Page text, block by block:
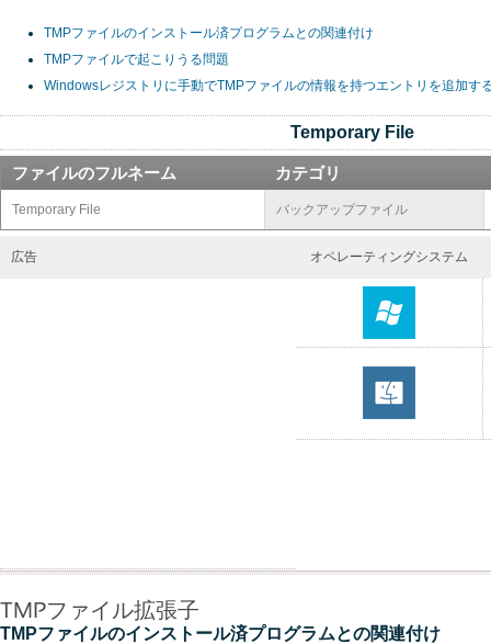
TMPファイルのインストール済プログラムとの関連付け
TMPファイルで起こりうる問題
Windowsレジストリに手動でTMPファイルの情報を持つエントリを追加す
Temporary File
ファイルのフルネーム カテゴリ
Temporary File バックアップファイル
広告 オペレーティングシステム
TMPファイル拡張子
TMPファイルのインストール済プログラムとの関連付け